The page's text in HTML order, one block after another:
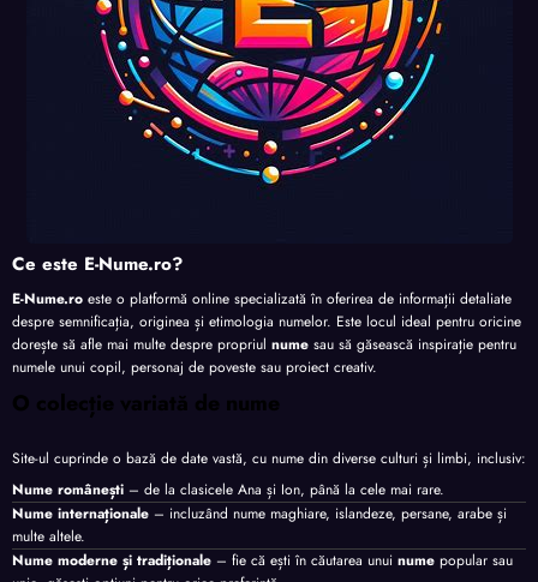
Ce este E-Nume.ro?
E-Nume.ro este o platformă online specializată în oferirea de informații detaliate
despre semnificația, originea și etimologia numelor. Este locul ideal pentru oricine
dorește să afle mai multe despre propriul nume sau să găsească inspirație pentru
numele unui copil, personaj de poveste sau proiect creativ.
O colecție variată de nume
Site-ul cuprinde o bază de date vastă, cu nume din diverse culturi și limbi, inclusiv:
Nume românești – de la clasicele Ana și Ion, până la cele mai rare.
Nume internaționale – incluzând nume maghiare, islandeze, persane, arabe și
multe altele.
Nume moderne și tradiționale – fie că ești în căutarea unui nume popular sau